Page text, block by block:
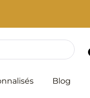
Blog